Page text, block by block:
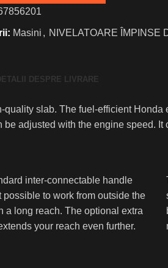
Masini , NIVELATOARE ÎMPINSE
DESPRE LIVRARE
slab. The fuel-efficient
adjusted with the engine speed.
inter-connectable handle
possible to work from outside the
a long reach. The optional extra
your reach even further.